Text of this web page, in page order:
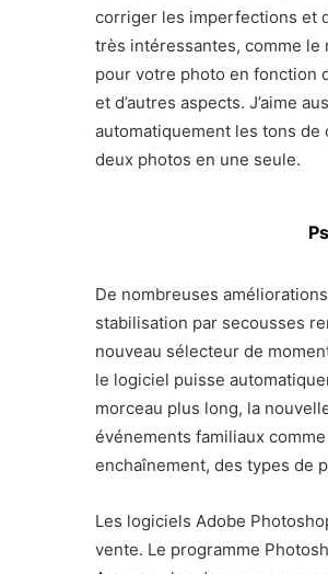
corriger les imperfections et
très intéressantes, comme
pour votre photo en fonction
et d’autres aspects. J’aime
automatiquement les tons de
deux photos en une seule.
De nombreuses
stabilisation par secousses
nouveau sélecteur de
le logiciel puisse
morceau plus long, la
événements familiaux
enchaînement, des types de
Les logiciels Adobe
vente. Le programme